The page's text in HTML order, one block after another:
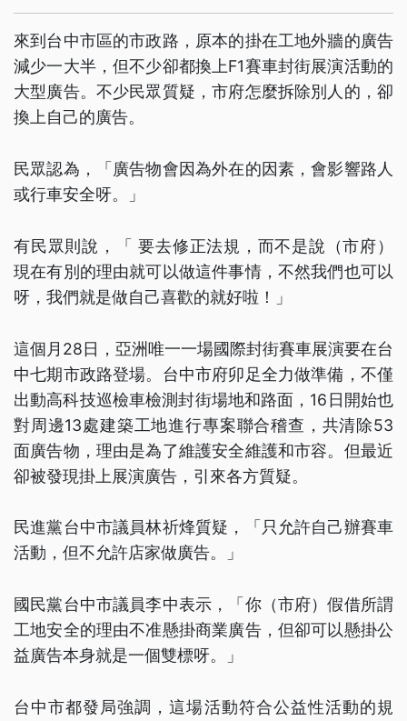
來到台中市區的市政路，原本的掛在工地外牆的廣告
減少一大半，但不少卻都換上F1賽車封街展演活動的
大型廣告。不少民眾質疑，市府怎麼拆除別人的，卻
換上自己的廣告。
民眾認為，「廣告物會因為外在的因素，會影響路人
或行車安全呀。」
有民眾則說，「 要去修正法規，而不是說（市府）
現在有別的理由就可以做這件事情，不然我們也可以
呀，我們就是做自己喜歡的就好啦！」
這個月28日，亞洲唯一一場國際封街賽車展演要在台
中七期市政路登場。台中市府卯足全力做準備，不僅
出動高科技巡檢車檢測封街場地和路面，16日開始也
對周邊13處建築工地進行專案聯合稽查，共清除53
面廣告物，理由是為了維護安全維護和市容。但最近
卻被發現掛上展演廣告，引來各方質疑。
民進黨台中市議員林祈烽質疑，「只允許自己辦賽車
活動，但不允許店家做廣告。」
國民黨台中市議員李中表示，「你（市府）假借所謂
工地安全的理由不准懸掛商業廣告，但卻可以懸掛公
益廣告本身就是一個雙標呀。」
台中市都發局強調，這場活動符合公益性活動的規